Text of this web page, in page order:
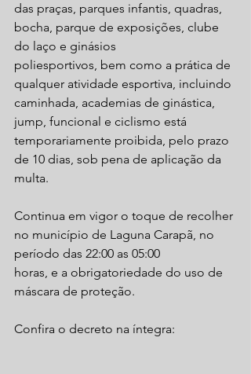
das praças, parques infantis, quadras,
bocha, parque de exposições, clube
do laço e ginásios
poliesportivos, bem como a prática de
qualquer atividade esportiva, incluindo
caminhada, academias de ginástica,
jump, funcional e ciclismo está
temporariamente proibida, pelo prazo
de 10 dias, sob pena de aplicação da
multa.
Continua em vigor o toque de recolher
no município de Laguna Carapã, no
período das 22:00 as 05:00
horas, e a obrigatoriedade do uso de
máscara de proteção.
Confira o decreto na íntegra: